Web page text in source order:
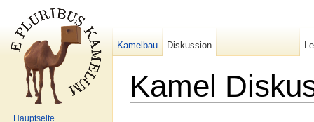
Kamel
Kamelbau Diskussion
Hauptseite